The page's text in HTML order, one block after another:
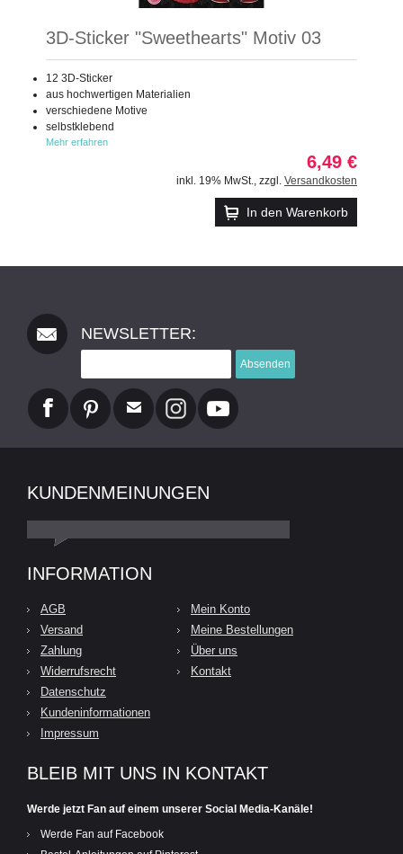
3D-Sticker "Sweethearts" Motiv 03
12 3D-Sticker
aus hochwertigen Materialien
verschiedene Motive
selbstklebend
Mehr erfahren
6,49 €
inkl. 19% MwSt. zzgl. Versandkosten
In den Warenkorb
NEWSLETTER:
Absenden
KUNDENMEINUNGEN
INFORMATION
AGB
Versand
Zahlung
Widerrufsrecht
Datenschutz
Kundeninformationen
Impressum
Mein Konto
Meine Bestellungen
Über uns
Kontakt
BLEIB MIT UNS IN KONTAKT
Werde jetzt Fan auf einem unserer Social Media-Kanäle!
Werde Fan auf Facebook